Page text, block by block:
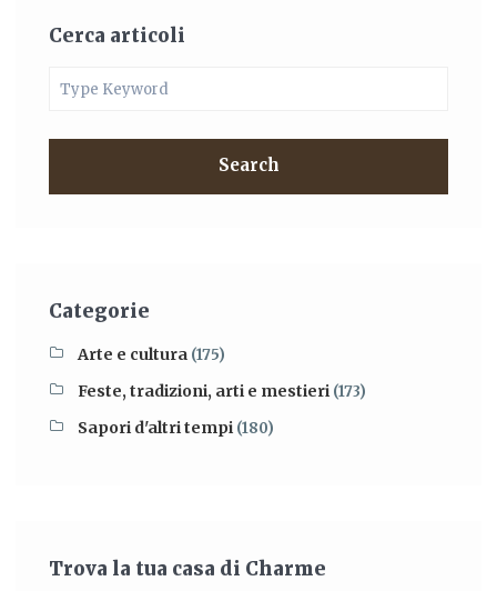
Cerca articoli
Search
Categorie
Arte e cultura (175)
Feste, tradizioni, arti e mestieri (173)
Sapori d'altri tempi (180)
Trova la tua casa di Charme